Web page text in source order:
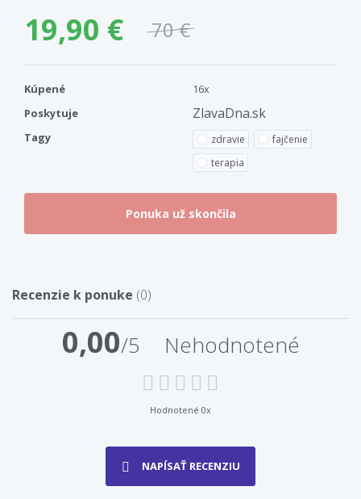
19,90 € 70 €
Kúpené
16x
Poskytuje
ZlavaDna.sk
Tagy zdravie
fajčenie
terapia
Recenzie k ponuke (0)
0,00/5 Nehodnotené
Hodnotené 0x
NAPÍSAŤ RECENZIU